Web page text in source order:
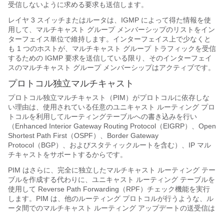
受信しないように求める要求も送信します。
レイヤ 3 スイッチまたはルータは、IGMP によって得た情報を使
用して、マルチキャスト グループ メンバーシップのリストをイン
ターフェイス単位で維持します。インターフェイス上で少なくと
も 1 つのホストが、マルチキャスト グループ トラフィックを受信
するための IGMP 要求を送信している限り、そのインターフェイ
スのマルチキャスト グループ メンバーシップはアクティブです。
プロトコル独立マルチキャスト
プロトコル独立マルチキャスト（PIM）がプロトコルに依存しな
い理由は、使用されている任意のユニキャスト ルーティング プロ
トコルを利用してルーティングテーブルへの書き込みを行い
（Enhanced Interior Gateway Routing Protocol（EIGRP）、Open
Shortest Path First（OSPF）、 Border Gateway
Protocol（BGP）、 およびスタティックルートを含む）、IP マル
チキャストをサポートするからです。
PIM はさらに、完全に独立したマルチキャスト ルーティング テー
ブルを作成する代わりに、ユニキャスト ルーティング テーブルを
使用して Reverse Path Forwarding（RPF）チェック機能を実行
します。PIM は、他のルーティング プロトコルが行うような、ル
ータ間でのマルチキャスト ルーティング アップデートの送受信は